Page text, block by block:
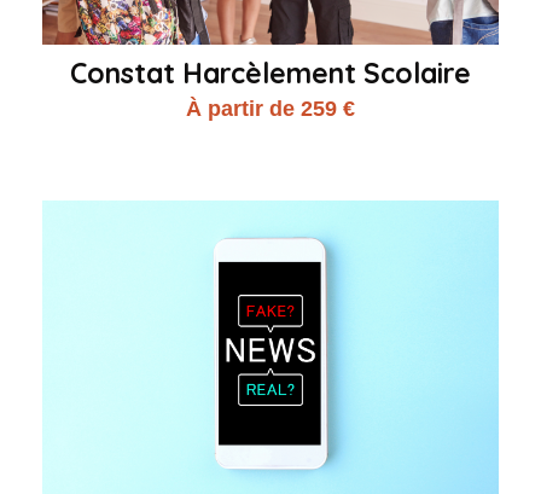
Constat Harcèlement Scolaire
À partir de 259 €